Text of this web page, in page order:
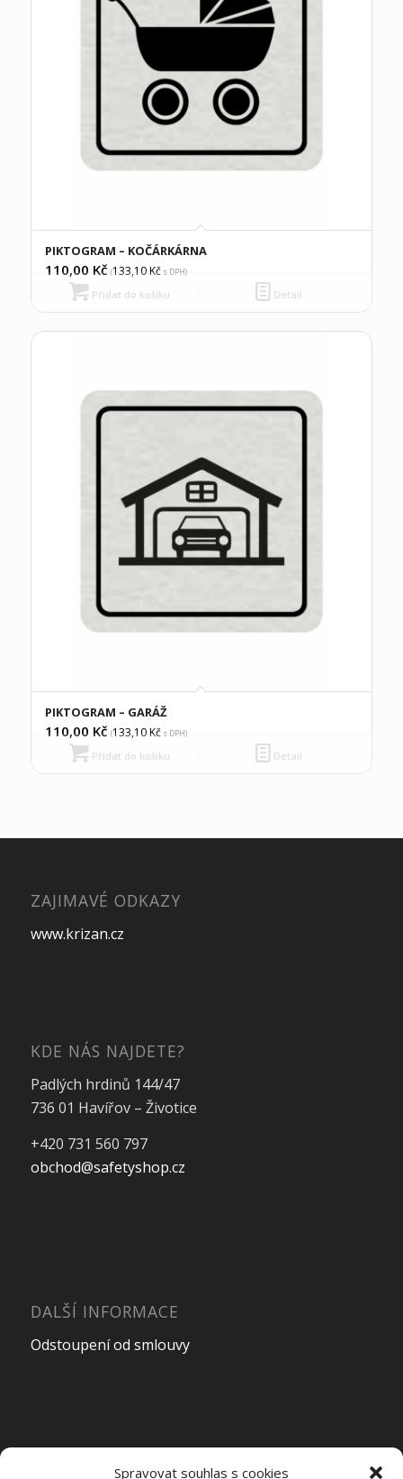
Spravovat souhlas s cookies
PIKTOGRAM – KOČÁRKÁRNA
110,00 Kč (133,10Kčs DPH)
Přidat do košíku Detail
PIKTOGRAM – GARÁŽ
110,00 Kč (133,10Kčs DPH)
Přidat do košíku Detail
ZAJIMAVÉ ODKAZY
www.krizan.cz
KDE NÁS NAJDETE?
Padlých hrdinů 144/47
736 01 Havířov – Životice
+420 731 560 797
obchod@safetyshop.cz
DALŠÍ INFORMACE
Odstoupení od smlouvy